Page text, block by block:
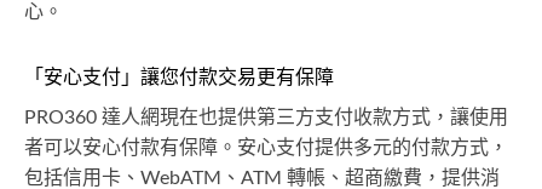
心。
「安心支付」讓您付款交易更有保障
PRO360 達人網現在也提供第三方支付收款方式，讓使用
者可以安心付款有保障。安心支付提供多元的付款方式，
包括信用卡、WebATM、ATM 轉帳、超商繳費，提供消